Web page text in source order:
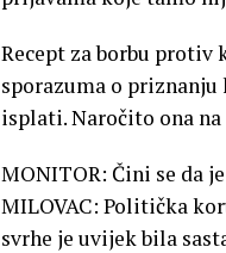
Recept za borbu protiv
sporazuma o
isplati. Naročito ona
MONITOR: Čini se da
MILOVAC: Politička
svrhe je uvijek bila